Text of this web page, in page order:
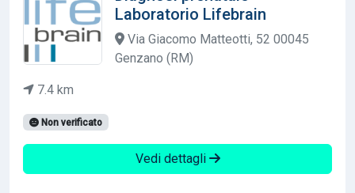
Laboratorio Lifebrain
Via Giacomo Matteotti, 52 00045
Genzano (RM)
7.4 km
Non verificato
Vedi dettagli